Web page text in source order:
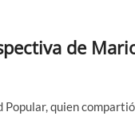
de
quien